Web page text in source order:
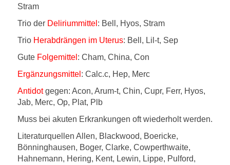
Stram
Trio der Deliriummittel : Bell, Hyos, Stram
Trio Herabdrängen im Uterus: Bell, Lil-t, Sep
Gute Folgemittel : Cham, China, Con
Ergänzungsmittel : Calc.c, Hep, Merc
Antidotgegen: Acon, Arum-t, Chin, Cupr, Ferr, Hyos,
Jab, Merc, Op, Plat, Plb
Muss bei akuten Erkrankungen oft wiederholt werden.
Literaturquellen Allen, Blackwood, Boericke,
Bönninghausen, Boger, Clarke, Cowperthwaite,
Hahnemann, Hering, Kent, Lewin, Lippe, Pulford,